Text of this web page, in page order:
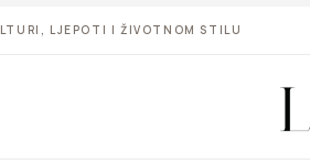
LJEPOTI I ŽIVOTNOM STILU